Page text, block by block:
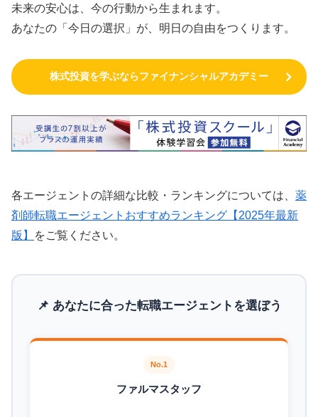
未来の安心は、今の行動から生まれます。
あなたの「今日の選択」が、明日の自由をつくります。
株式投資を学ぶならファイナンシャルアカデミー
各エージェントの詳細な比較・ランキングについては、 薬
剤師転職エージェントおすすめランキング【2025年最新
版】
をご覧ください。
📌 あなたに合った転職エージェントを選ぼう
No.1
ファルマスタッフ